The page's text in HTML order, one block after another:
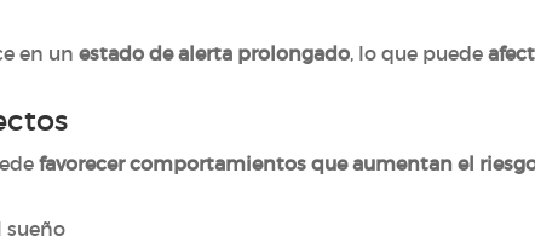
en un estado de alerta prolongado, lo que puede
favorecer comportamientos que aumentan el
sueño